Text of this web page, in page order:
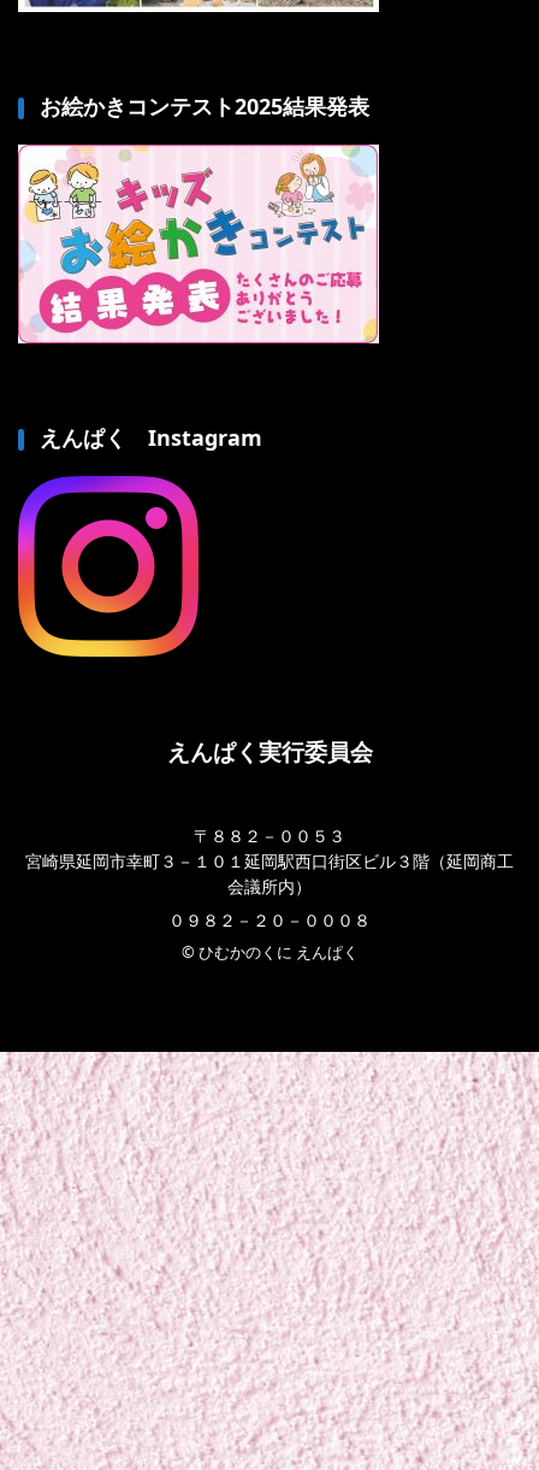
お絵かきコンテスト2025結果発表
えんぱく Instagram
えんぱく実行委員会
〒８８２－００５３
宮崎県延岡市幸町３－１０１延岡駅西口街区ビル３階（延岡商工
会議所内）
０９８２－２０－０００８
© ひむかのくに えんぱく